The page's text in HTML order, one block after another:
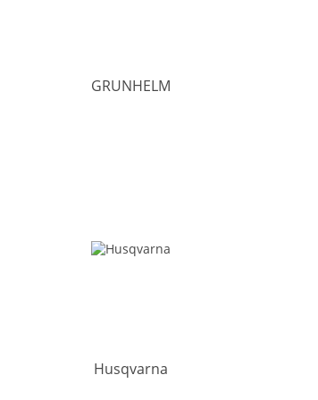
GRUNHELM
Husqvarna